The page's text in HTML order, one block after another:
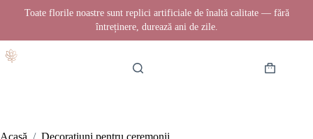
Toate florile noastre sunt replici artificiale de înaltă calitate — fără
întreținere, durează ani de zile.
la
Coș